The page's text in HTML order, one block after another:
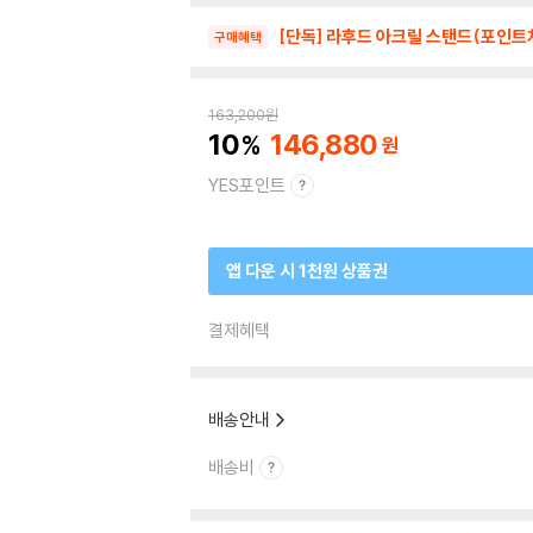
구매혜택 [단독] 라후드 아크릴 스탠드(포인트
163,200원
10 146,880
YES포인트
앱 다운 시 1천원 상품권
결제혜택
배송안내
배송비